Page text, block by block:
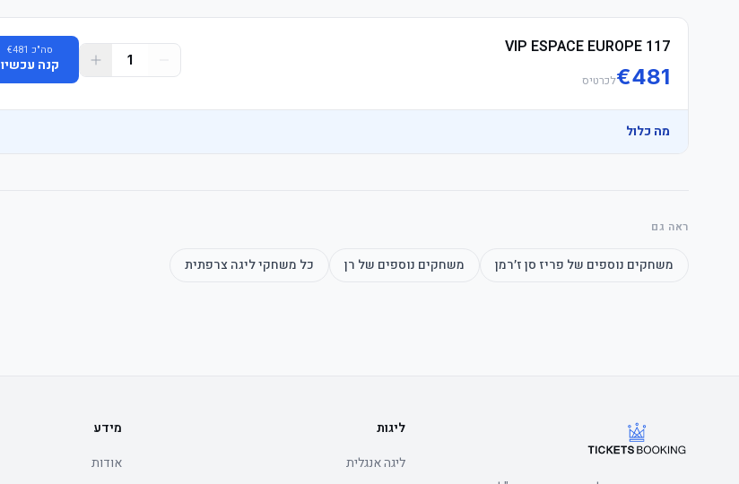
VIP ESPACE EUROPE 117
€481 לכרטיס
1
סה"כ €481
קנה עכשיו
מה כלול
ראה גם
משחקים נוספים של פריז סן ז׳רמן משחקים נוספים של רן כל משחקיליגה צרפתית
ליגות
ליגה אנגלית
מידע
אודות